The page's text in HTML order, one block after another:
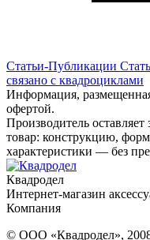
Статьи-Публикации
связано с квадроциклами
Информация,
офертой.
Производитель
товар: конструкцию,
характеристики — без
Квадродел
Интернет-магазин
Компания
© ООО «Квадродел»,